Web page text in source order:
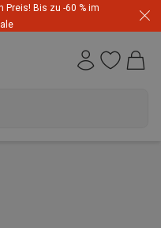
Preis! Bis zu -60 % im